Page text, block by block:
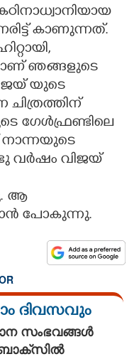
കാണുന്നത്.
ഞങ്ങളുടെ
യുടെ
ഗേൾഫ്രണ്ടിലെ
നാന്നയുടെ
വർഷം വിജയ്
ആ
പോകുന്നു.
ദിവസവും
സംഭവങ്ങൾ